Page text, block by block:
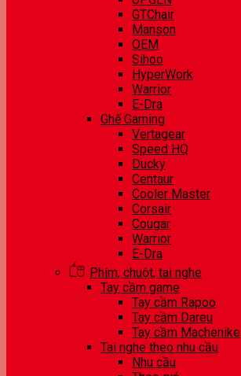
GTChair
Manson
OEM
Sihoo
HyperWork
Warrior
E-Dra
Ghế Gaming
Vertagear
Speed HQ
Ducky
Centaur
Cooler Master
Corsair
Cougar
Warrior
E-Dra
Phím, chuột, tai nghe
Tay cầm game
Tay cầm Rapoo
Tay cầm Dareu
Tay cầm Machenike
Tai nghe theo nhu cầu
Nhu cầu